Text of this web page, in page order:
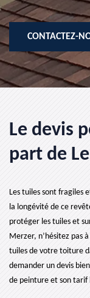
CONTACTEZ-
Le devis
part de
Les tuiles sont fragiles
la longévité de ce
protéger les tuiles et
Merzer, n’hésitez pas
tuiles de votre toiture
demander un devis
de peinture et son tarif